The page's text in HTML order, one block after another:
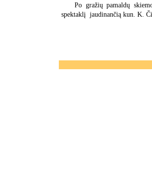
Po gražių pamaldų
spektaklį  jaudinančią kun. K.